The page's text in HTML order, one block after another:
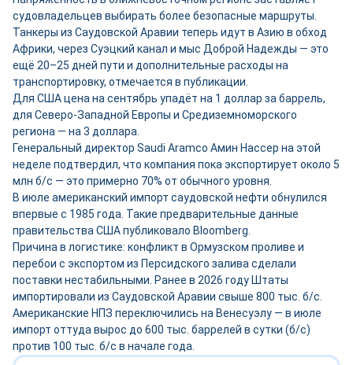
судовладельцев выбирать более безопасные маршруты.
Танкеры из Саудовской Аравии теперь идут в Азию в обход
Африки, через Суэцкий канал и мыс Доброй Надежды — это
ещё 20–25 дней пути и дополнительные расходы на
транспортировку, отмечается в публикации.
Для США цена на сентябрь упадёт на 1 доллар за баррель,
для Северо-Западной Европы и Средиземноморского
региона — на 3 доллара.
Генеральный директор Saudi Aramco Амин Нассер на этой
неделе подтвердил, что компания пока экспортирует около 5
млн б/с — это примерно 70% от обычного уровня.
В июле американский импорт саудовской нефти обнулился
впервые с 1985 года. Такие предварительные данные
правительства США публиковало Bloomberg.
Причина в логистике: конфликт в Ормузском проливе и
перебои с экспортом из Персидского залива сделали
поставки нестабильными. Ранее в 2026 году Штаты
импортировали из Саудовской Аравии свыше 800 тыс. б/с.
Американские НПЗ переключились на Венесуэлу — в июле
импорт оттуда вырос до 600 тыс. баррелей в сутки (б/с)
против 100 тыс. б/с в начале года.